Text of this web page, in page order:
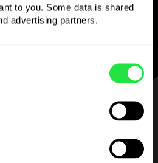
to you. Some data is shared
advertising partners.
zahraničí,
bez